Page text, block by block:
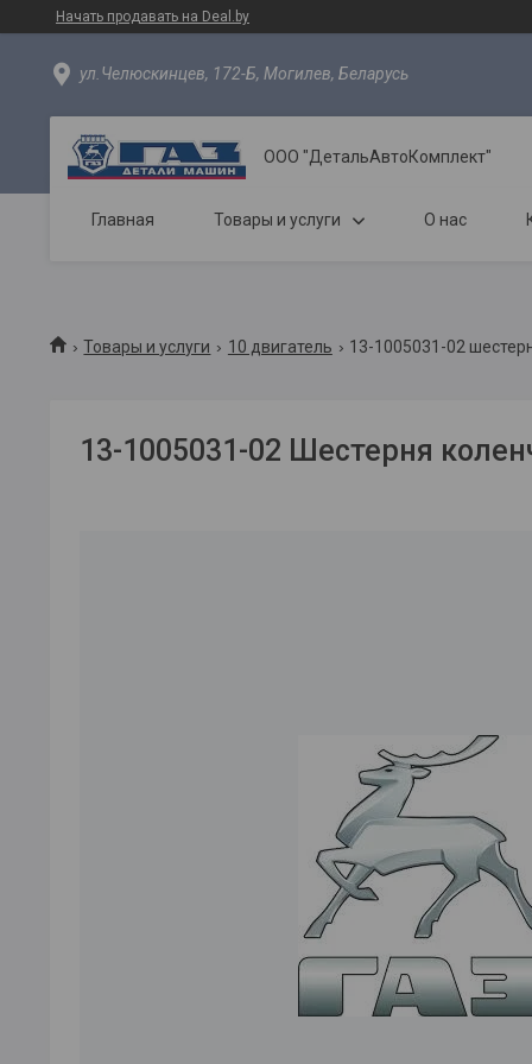
Начать продавать на Deal.by
ул.Челюскинцев, 172-Б, Могилев, Беларусь
ООО "ДетальАвтоКомплект"
Главная Товары и услуги О нас
Товары и услуги 10 двигатель 13-1005031-02
13-1005031-02 Шестерня